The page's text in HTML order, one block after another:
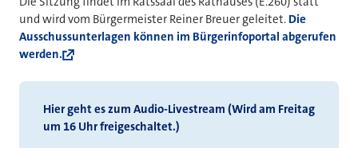
und wird vom Bürgermeister Reiner Breuer geleitet. Die
Ausschussunterlagen können im Bürgerinfoportal abgerufen
werden.
Hier geht es zum Audio-Livestream (Wird am Freitag
um 16 Uhr freigeschaltet.)